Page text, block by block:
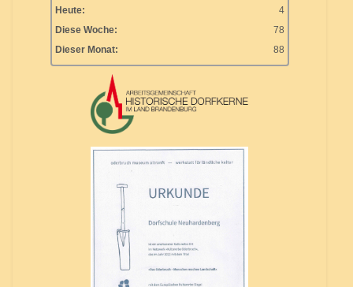
Heute:
4
Diese Woche:
78
Dieser Monat:
88